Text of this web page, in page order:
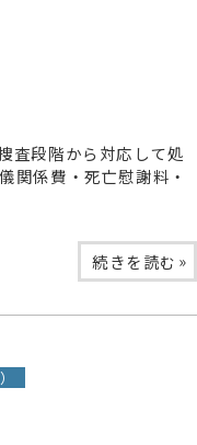
査段階から対応して処
関係費・死亡慰謝料・
続きを読む »